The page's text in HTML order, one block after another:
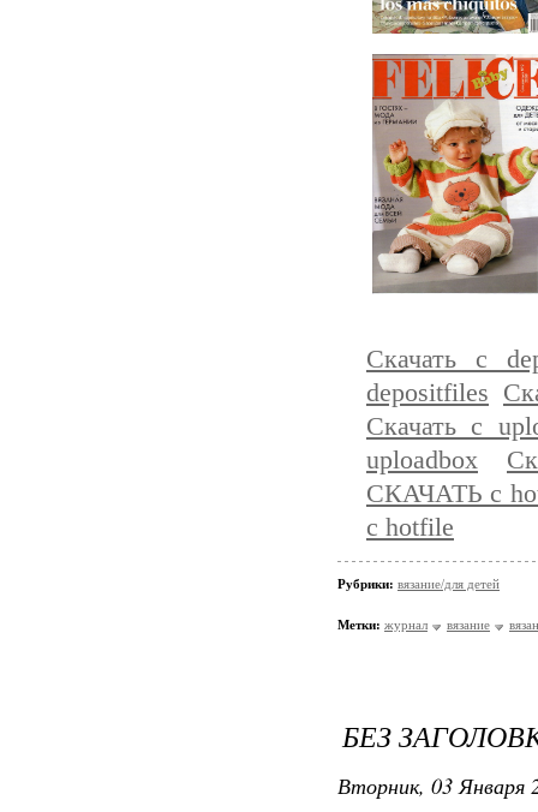
Скачать с
depositfiles
Скачать с
uploadbox
СКАЧАТЬ с
с hotfile
Рубрики: вязание/для детей
Метки: журнал вязание
БЕЗ
Вторник, 03 Января